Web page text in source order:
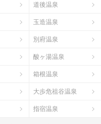
道後温泉
玉造温泉
別府温泉
酸ヶ湯温泉
箱根温泉
大歩危祖谷温泉
指宿温泉